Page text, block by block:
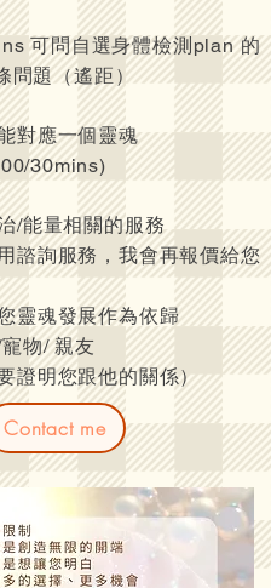
可問自選身體檢測plan 的
問題（遙距）
對應一個靈魂
30mins)
/能量相關的服務
諮詢服務，我會再報價給您
靈魂發展作為依歸
物/ 親友
證明您跟他的關係）
Contact me